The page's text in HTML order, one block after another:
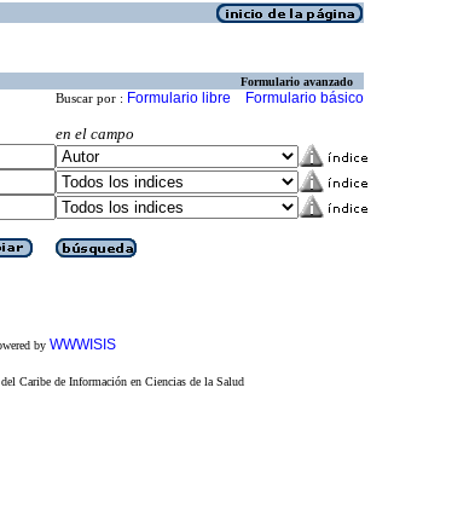
Formulario avanzado
Buscar por : Formulario libre Formulario básico
en el campo
by WWWISIS
Caribe de Información en Ciencias de la Salud